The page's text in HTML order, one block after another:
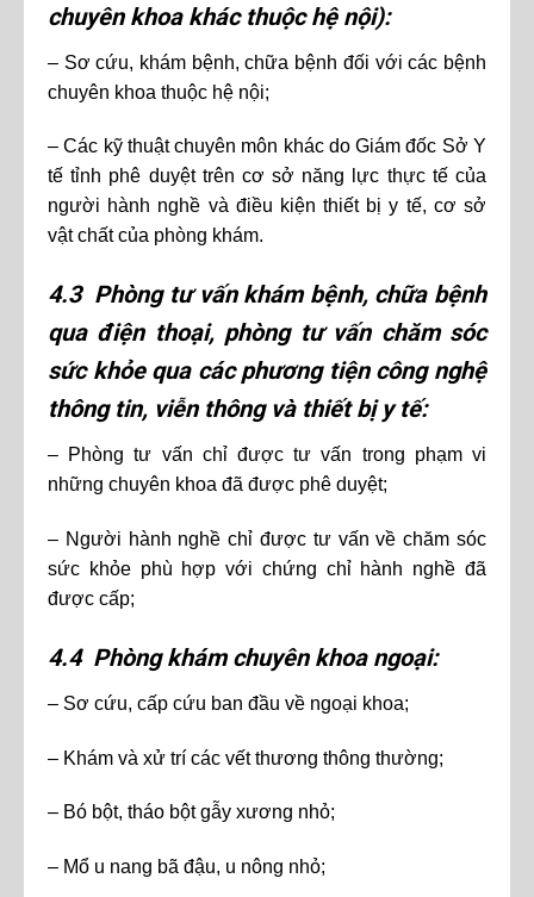
chuyên khoa khác thuộc hệ nội):
– Sơ cứu, khám bệnh, chữa bệnh đối với các bệnh
chuyên khoa thuộc hệ nội;
– Các kỹ thuật chuyên môn khác do Giám đốc Sở Y
tế tỉnh phê duyệt trên cơ sở năng lực thực tế của
người hành nghề và điều kiện thiết bị y tế, cơ sở
vật chất của phòng khám.
4.3 Phòng tư vấn khám bệnh, chữa bệnh
qua điện thoại, phòng tư vấn chăm sóc
sức khỏe qua các phương tiện công nghệ
thông tin, viễn thông và thiết bị y tế:
– Phòng tư vấn chỉ được tư vấn trong phạm vi
những chuyên khoa đã được phê duyệt;
– Người hành nghề chỉ được tư vấn về chăm sóc
sức khỏe phù hợp với chứng chỉ hành nghề đã
được cấp;
4.4 Phòng khám chuyên khoa ngoại:
– Sơ cứu, cấp cứu ban đầu về ngoại khoa;
– Khám và xử trí các vết thương thông thường;
– Bó bột, tháo bột gẫy xương nhỏ;
– Mổ u nang bã đậu, u nông nhỏ;